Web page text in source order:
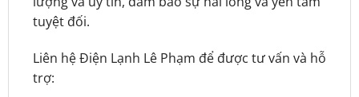
tuyệt đối.
Liên hệ Điện Lạnh Lê Phạm để được tư vấn và hỗ
trợ: